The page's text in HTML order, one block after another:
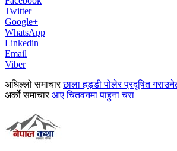
Twitter
Google+
WhatsApp
Linkedin
Email
Viber
अघिल्लो समाचारछाला हड्डी पोलेर प्रदूषित
अर्को समाचारआए चितवनमा पाहुना चरा